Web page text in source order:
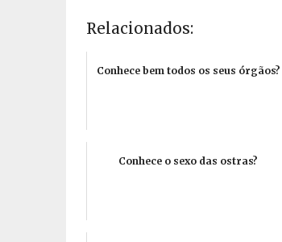
Relacionados:
Conhece bem todos os seus órgãos?
Conhece o sexo das ostras?